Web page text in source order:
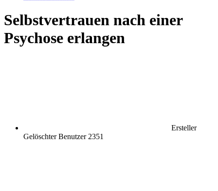
Selbstvertrauen nach einer
Psychose erlangen
Ersteller
Gelöschter Benutzer 2351